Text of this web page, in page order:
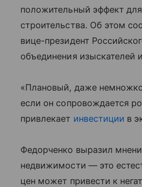
положительный эффект
строительства. Об этом
вице-президент
объединения
«Плановый, даже
если он сопровождается
привлекает инвестиции в
Федорченко выразил
недвижимости — это
цен может привести к